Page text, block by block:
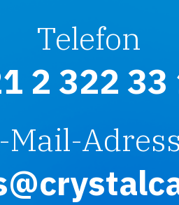
Telefon
2 322 33
Mail-